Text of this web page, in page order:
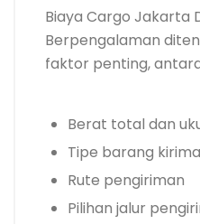
Biaya Cargo Jakarta
Berpengalaman
faktor penting,
Berat total dan
Tipe barang
Rute pengiriman
Pilihan jalur